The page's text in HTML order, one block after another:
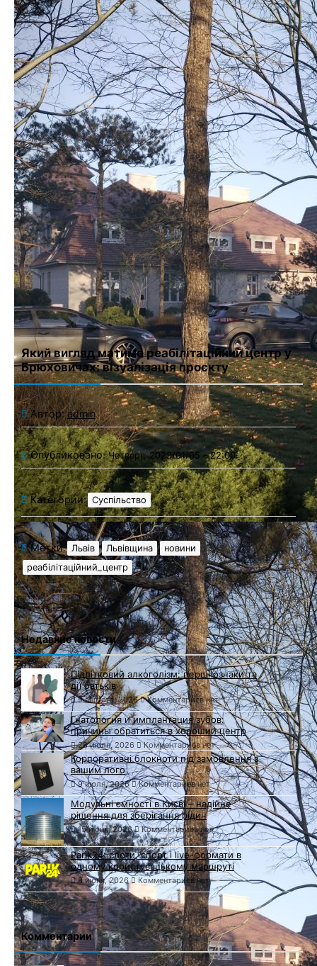
Добавить комментарий
Ваш адрес email не будет опубликован. Обязательные
поля помечены*
Комментарий*
Имя* Email Сайт
Сохранить моё имя, email и адрес сайта в этом браузере для
последующих моих комментариев.
Який вигляд матиме реабілітаційний центр у
Брюховичах: візуалізація проєкту
Автор:admin
Опубликовано:Четверг, 2023/01/05 - 22:00
Категории: Суспільство
Метки: Львів Львівщина
новини
реабілітаційний_центр
Недавние новости
Підлітковий алкоголізм: перші ознаки та
дії батьків
9 августа, 2026 Комментариев нет
Гнатология и имплантация зубов:
причины обратиться в хороший центр
28 июля, 2026 Комментариев нет
Корпоративні блокноти під замовлення з
вашим лого
9 июля, 2026 Комментариев нет
Модульні ємності в Києві – надійне
рішення для зберігання рідин
15 июня, 2026 Комментариев нет
Parik24: слоти, спорт і live-формати в
одному користувацькому маршруті
8 июня, 2026 Комментариев нет
Комментарии